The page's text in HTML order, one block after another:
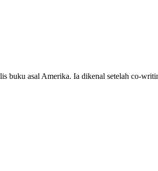
buku asal Amerika. Ia dikenal setelah co-